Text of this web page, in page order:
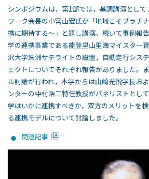
シンポジウムは，第1部では，基調講演として
ワーク会長の小宮山宏氏が「地域こそプラチ
携に期待する～」と題し講演。続いて事例報
学の連携事業である能登里山里海マイスター
沢大学珠洲サテライトの設置，自動走行シス
ェクトについてそれぞれ報告がありました。
ル討論が行われ，本学からは山崎光悦学長お
ンターの中村浩二特任教授がパネリストとし
学はいかに連携すべきか，双方のメリットを
る連携モデルについて討論しました。
関連記事